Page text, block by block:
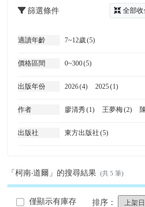
篩選條件 全部收
適讀年齡 7~12歲(5)
價格區間 0~300(5)
出版年份 2026(4) 2025(1)
作者 廖清秀(1) 王夢梅(2)
出版社 東方出版社(5)
「柯南‧道爾」的搜尋結果 (共 5 筆)
僅顯示有庫存 排序：